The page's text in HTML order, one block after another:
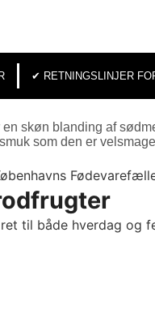
✔︎ RETNINGSLINJER
skøn blanding af
som den er
til både hverdag og